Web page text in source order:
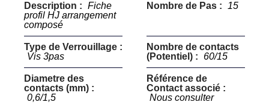
Description : Fiche
profil HJ arrangement
composé
Nombre de Pas : 15
Type de Verrouillage :
Vis 3pas
Nombre de contacts
(Potentiel) :
60/15
Diametre des
contacts (mm) :
0,6/1,5
Référence de
Contact associé :
Nous consulter